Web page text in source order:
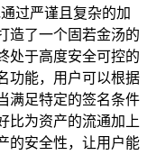
过严谨且复杂的加
造了一个固若金汤的
处于高度安全可控的
功能，用户可以根据
满足特定的签名条件
比为资产的流通加上
的安全性，让用户能